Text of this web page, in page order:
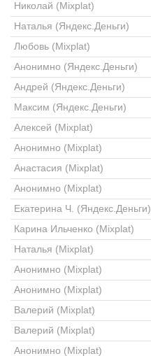
Николай (Mixplat)
Наталья (Яндекс.Деньги)
Любовь (Mixplat)
Анонимно (Яндекс.Деньги)
Андрей (Яндекс.Деньги)
Максим (Яндекс.Деньги)
Алексей (Mixplat)
Анонимно (Mixplat)
Анастасия (Mixplat)
Анонимно (Mixplat)
Екатерина Ч. (Яндекс.Деньги)
Карина Ильченко (Mixplat)
Наталья (Mixplat)
Анонимно (Mixplat)
Анонимно (Mixplat)
Валерий (Mixplat)
Валерий (Mixplat)
Анонимно (Mixplat)